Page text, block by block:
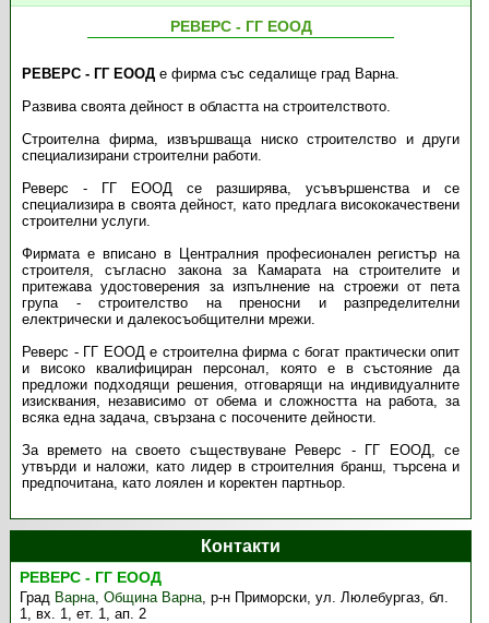
РЕВЕРС - ГГ ЕООД
РЕВЕРС - ГГ ЕООДе фирма със седалище град Варна.
Развива своята дейност в областта на строителството.
Строителна фирма, извършваща ниско строителство и други
специализирани строителни работи.
Реверс - ГГ ЕООД се разширява, усъвършенства и се
специализира в своята дейност, като предлага висококачествени
строителни услуги.
Фирмата е вписано в Централния професионален регистър на
строителя, съгласно закона за Камарата на строителите и
притежава удостоверения за изпълнение на строежи от пета
група - строителство на преносни и разпределителни
електрически и далекосъобщителни мрежи.
Реверс - ГГ ЕООД е строителна фирма с богат практически опит
и високо квалифициран персонал, която е в състояние да
предложи подходящи решения, отговарящи на индивидуалните
изисквания, независимо от обема и сложността на работа, за
всяка една задача, свързана с посочените дейности.
За времето на своето съществуване Реверс - ГГ ЕООД, се
утвърди и наложи, като лидер в строителния бранш, търсена и
предпочитана, като лоялен и коректен партньор.
Контакти
РЕВЕРС - ГГ ЕООД
Град Варна,Община Варна,р-н Приморски, ул. Люлебургаз, бл.
1, вх. 1, ет. 1, ап. 2